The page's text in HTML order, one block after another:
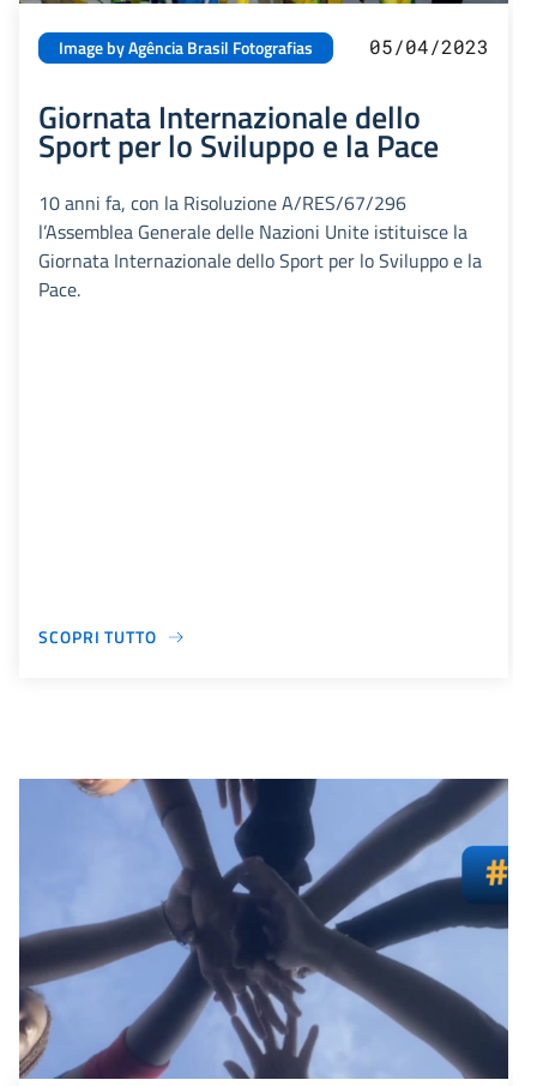
Image by Agência Brasil Fotografias 05/04/2023
Giornata Internazionale dello
Sport per lo Sviluppo e la Pace
10 anni fa, con la Risoluzione A/RES/67/296
l’Assemblea Generale delle Nazioni Unite istituisce la
Giornata Internazionale dello Sport per lo Sviluppo e la
Pace.
SCOPRI TUTTO